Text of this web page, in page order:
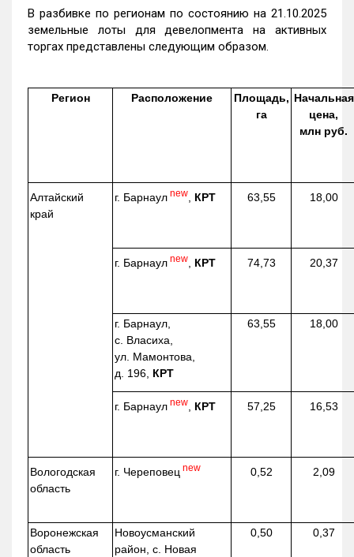
В разбивке по регионам по состоянию на 21.10.2025
земельные лоты для девелопмента на активных
торгах представлены следующим образом.
Регион Расположение
Площадь,
га
Начальная
цена,
млн руб.
Алтайский
край
г. Барнаул new КРТ 63,55 18,00
г. Барнаул new КРТ 74,73 20,37
г. Барнаул,
с. Власиха,
ул. Мамонтова,
д. 196, КРТ
63,55 18,00
г. Барнаул new КРТ 57,25 16,53
Вологодская
область
г. Череповец new 0,52 2,09
Воронежская
область
Новоусманский
район, с. Новая
0,50 0,37